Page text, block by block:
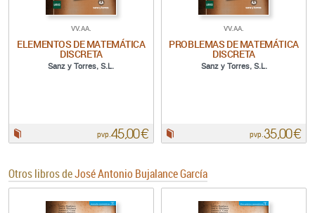
VV.AA.
ELEMENTOS DE MATEMÁTICA
DISCRETA
Sanz y Torres, S.L.
pvp.45,00 €
VV.AA.
PROBLEMAS DE MATEMÁTICA
DISCRETA
Sanz y Torres, S.L.
pvp.35,00 €
Otros libros deJosé Antonio Bujalance García